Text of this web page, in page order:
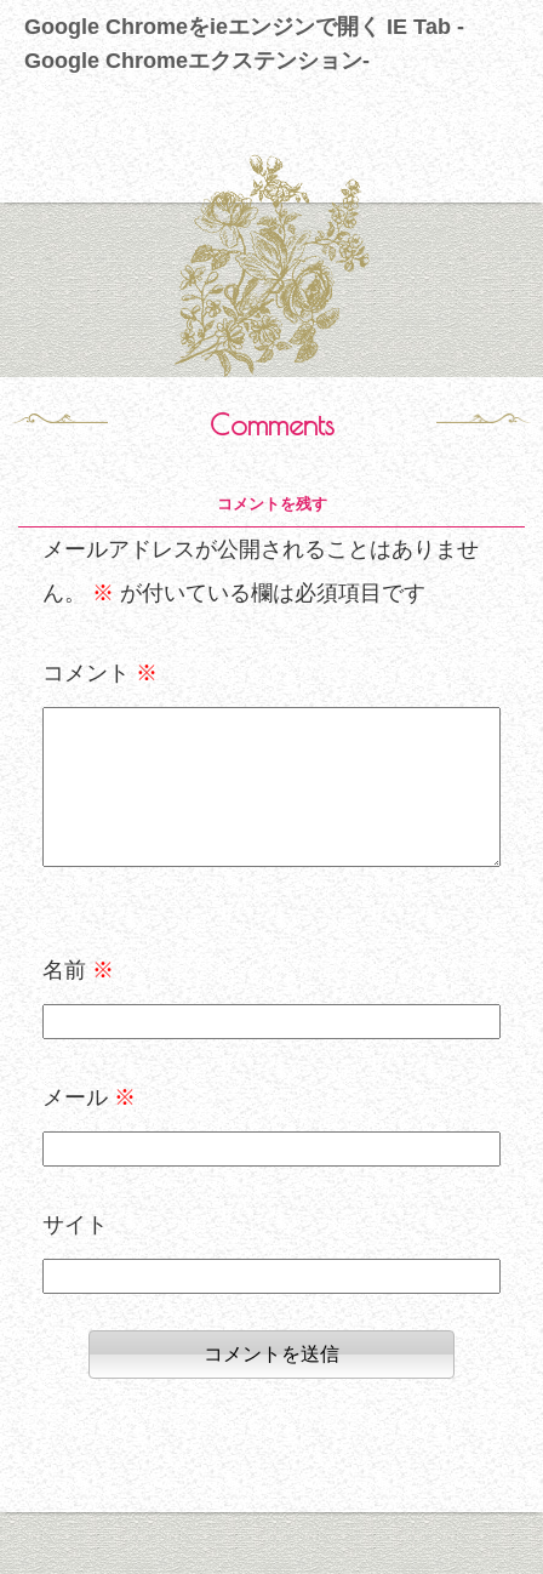
Google Chromeをieエンジンで開く IE Tab -
Google Chromeエクステンション-
Comments
コメントを残す
メールアドレスが公開されることはありませ
ん。
※ が付いている欄は必須項目です
コメント ※
名前 ※
メール ※
サイト